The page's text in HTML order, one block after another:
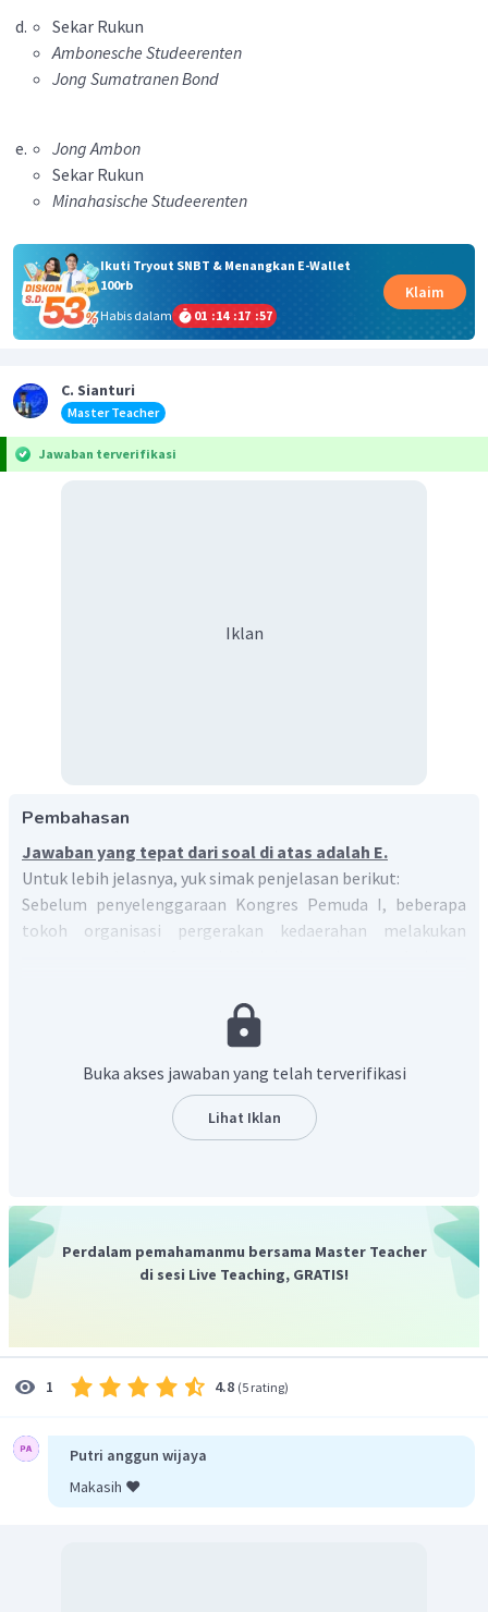
Sekar Rukun
Ambonesche Studeerenten
Jong Sumatranen Bond
Jong Ambon
Sekar Rukun
Minahasische Studeerenten
Ikuti Tryout SNBT & Menangkan E-Wallet
100rb
Habis dalam
01 :14 :17 :57
Klaim
C. Sianturi
Master Teacher
Jawaban terverifikasi
Iklan
Pembahasan
Jawaban yang tepat dari soal di atas adalah E.
Untuk lebih jelasnya, yuk simak penjelasan berikut:
Sebelum penyelenggaraan Kongres Pemuda I, beberapa
tokoh organisasi pergerakan kedaerahan melakukan
Indonesische Vereeniging
Indonesia pada 1925. Pertemuan dilakukan pada 15
Jong Ambon ,Minahasische Studeerenten, dan Sekar
Buka akses jawaban yang telah terverifikasi
Lihat Iklan
Perdalam pemahamanmu bersama Master Teacher
di sesi Live Teaching, GRATIS!
1 4.8 (5 rating)
Putri anggun wijaya
Makasih ❤️